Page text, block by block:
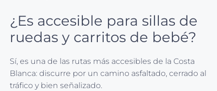
¿Es accesible para sillas de
ruedas y carritos de bebé?
Sí, es una de las rutas más accesibles de la Costa
Blanca: discurre por un camino asfaltado, cerrado al
tráfico y bien señalizado.